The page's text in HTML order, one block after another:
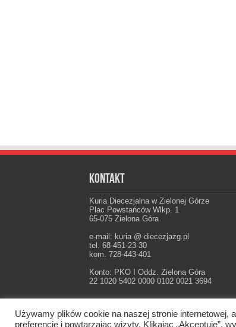
Kontakt
Kuria Diecezjalna w Zielonej Górze
Plac Powstańców Wlkp. 1
65-075 Zielona Góra
e-mail: kuria @ diecezjazg.pl
tel. 68-451-23-30
kom. 728-443-401
Konto: PKO I Oddz. Zielona Góra
22 1020 5402 0000 0102 0021 3694
Oficjalna strona Diecezji
Używamy plików cookie na naszej stronie internetowej,
preferencje i powtarzając wizyty. Klikając „Akceptuję”,